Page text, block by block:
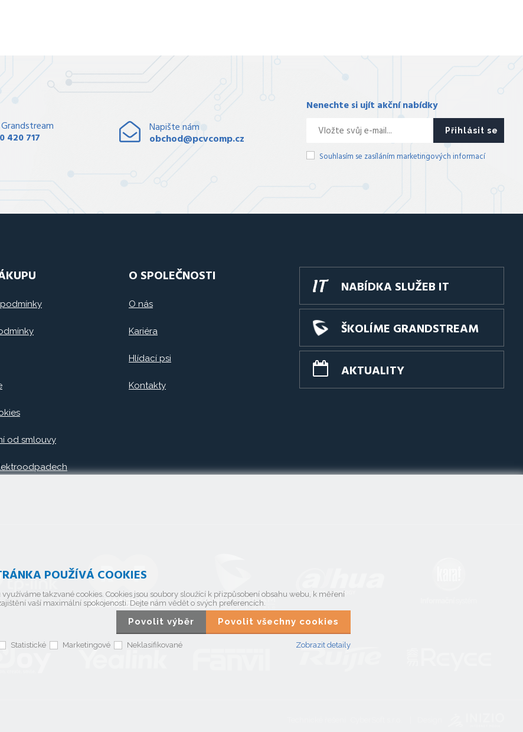
420 717
Napište nám
obchod@pcvcomp.cz
Nenechte si ujít akční nabídky
Přihlásit se
Souhlasím se zasíláním marketingových informací
od smlouvy
O SPOLEČNOSTI
O nás
Kariéra
Hlídací psi
Kontakty
NABÍDKA SLUŽEB IT
ŠKOLÍME GRANDSTREAM
AKTUALITY
POUŽÍVÁ COOKIES
takzvané cookies. Cookies jsou soubory sloužící k přizpůsobení obsahu webu, k měření
vaší maximální spokojenosti. Dejte nám vědět o svých preferencích.
Povolit výběr Povolit všechny cookies
Statistické Marketingové Neklasifikované Zobrazit detaily